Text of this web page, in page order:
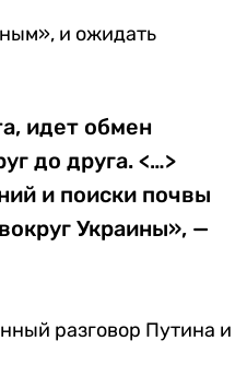
и ожидать
идет обмен
до друга. <…>
и поиски почвы
Украины», —
разговор Путина и